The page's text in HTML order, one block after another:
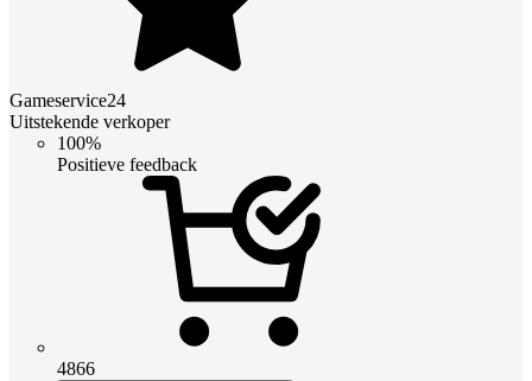
Gameservice24
Uitstekende verkoper
100%
Positieve feedback
4866